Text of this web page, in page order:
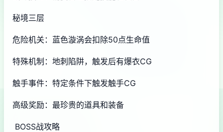
秘境三层
危险机关：蓝色漩涡会扣除50点生命值
特殊机制：地刺陷阱，触发后有爆衣CG
触手事件：特定条件下触发触手CG
高级奖励：最珍贵的道具和装备
BOSS战攻略